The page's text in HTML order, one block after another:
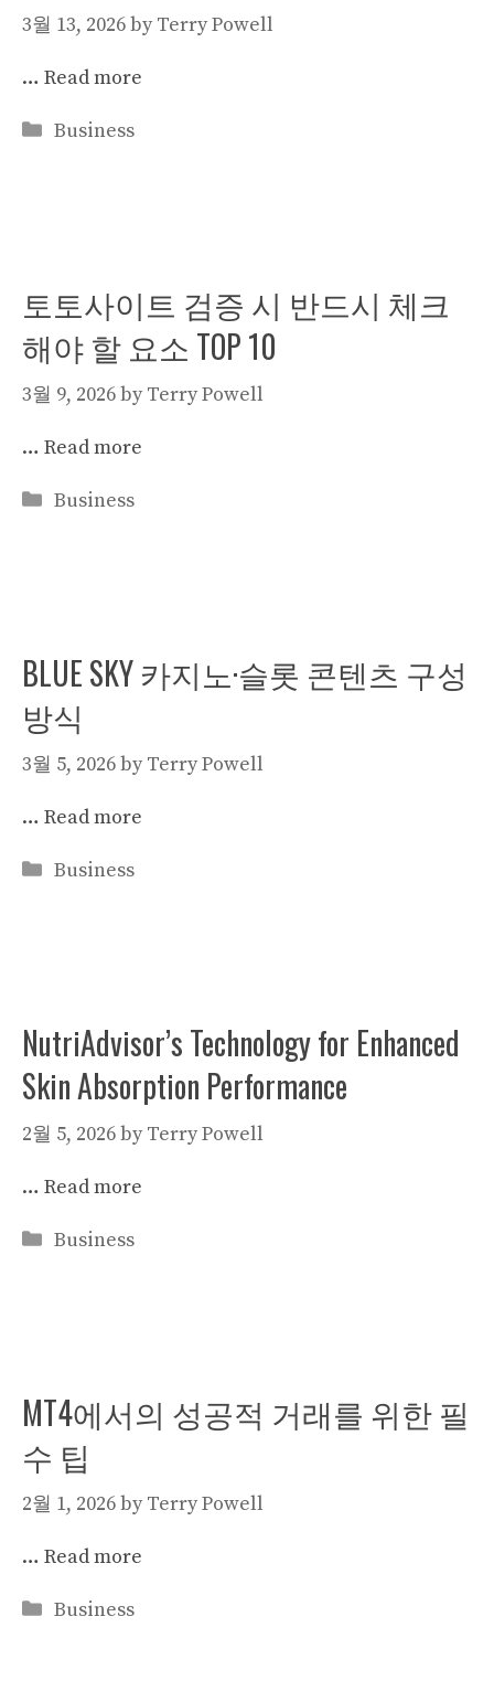
3월 13, 2026by Terry Powell
… Read more
Categories
Business
토토사이트 검증 시 반드시 체크
해야 할 요소 TOP 10
3월 9, 2026by Terry Powell
… Read more
Categories
Business
BLUE SKY 카지노·슬롯 콘텐츠 구성
방식
3월 5, 2026by Terry Powell
… Read more
Categories
Business
NutriAdvisor’s Technology for Enhanced
Skin Absorption Performance
2월 5, 2026by Terry Powell
… Read more
Categories
Business
MT4에서의 성공적 거래를 위한 필
수 팁
2월 1, 2026by Terry Powell
… Read more
Categories
Business